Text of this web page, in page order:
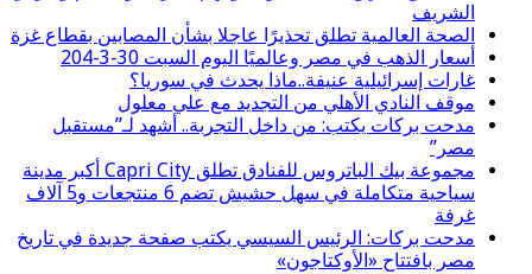
الشريف
الصحة العالمية تطلق تحذيرًا عاجلا بشأن المصابين بقطاع غزة
أسعار الذهب في مصر وعالميًا اليوم السبت 30-3-204
غارات إسرائيلية عنيفة..ماذا يحدث في سوريا؟
موقف النادي الأهلي من التجديد مع علي معلول
مدحت بركات يكتب: من داخل التجربة.. أشهد لـ”مستقبل
مصر”
مجموعة بيك الباتروس للفنادق تطلق Capri City أكبر مدينة
سياحية متكاملة في سهل حشيش تضم 6 منتجعات و5 آلاف
غرفة
مدحت بركات: الرئيس السيسي يكتب صفحة جديدة في تاريخ
مصر بافتتاح «الأوكتاجون»